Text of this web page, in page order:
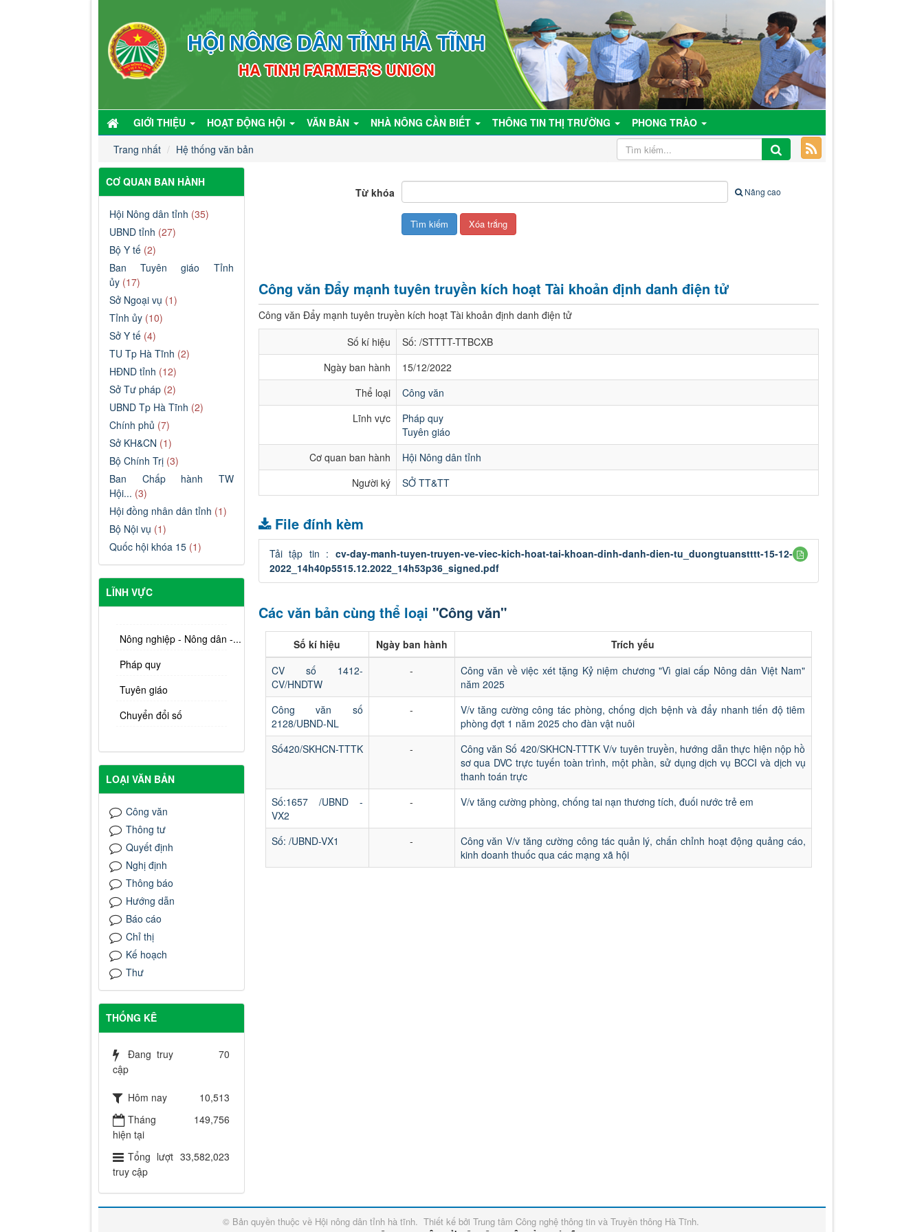
HỘI NÔNG DÂN TỈNH HÀ TĨNH
HA TINH FARMER'S UNION
GIỚI THIỆU HOẠT ĐỘNG HỘI VĂN BẢN NHÀ NÔNG CẦN BIẾT THÔNG TIN THỊ TRƯỜNG
PHONG TRÀO
Trang nhất
Hệ thống văn bản
Từ khóa Nâng cao
Công văn Đẩy mạnh tuyên truyền kích hoạt Tài khoản định danh điện tử
Công văn Đẩy mạnh tuyên truyền kích hoạt Tài khoản định danh điện tử
Số kí hiệu
Số: /STTTT-TTBCXB
Ngày ban hành
15/12/2022
Thể loại
Công văn
Lĩnh vực
Pháp quy
Tuyên giáo
Cơ quan ban hành
Hội Nông dân tỉnh
Người ký
SỞ TT&TT
File đính kèm
Tải tập tin : cv-day-manh-tuyen-truyen-ve-viec-kich-hoat-tai-khoan-dinh-danh-dien-tu_duongtuanstttt-15-12-
2022_14h40p5515.12.2022_14h53p36_signed.pdf
Các văn bản cùng thể loại "Công văn"
Số kí hiệu Ngày ban hành
Trích yếu
CV số 1412-
CV/HNDTW
-
Công văn về việc xét tặng Kỷ niệm chương "Vì giai cấp Nông dân Việt Nam"
năm 2025
Công văn số
2128/UBND-NL
-
V/v tăng cường công tác phòng, chống dịch bệnh và đẩy nhanh tiến độ tiêm
phòng đợt 1 năm 2025 cho đàn vật nuôi
Số420/SKHCN-TTTK
-
Công văn Số 420/SKHCN-TTTK V/v tuyên truyền, hướng dẫn thực hiện nộp hồ
sơ qua DVC trực tuyến toàn trình, một phần, sử dụng dịch vụ BCCI và dịch vụ
thanh toán trực
Số:1657 /UBND -
VX2
- V/v tăng cường phòng, chống tai nạn thương tích, đuối nước trẻ em
Số: /UBND-VX1 -
Công văn V/v tăng cường công tác quản lý, chấn chỉnh hoạt động quảng cáo,
kinh doanh thuốc qua các mạng xã hội
CƠ QUAN BAN HÀNH
Hội Nông dân tỉnh (35)
UBND tỉnh (27)
Bộ Y tế (2)
Ban Tuyên giáo Tỉnh
ủy (17)
Sở Ngoại vụ (1)
Tỉnh ủy (10)
Sở Y tế (4)
TU Tp Hà Tĩnh (2)
HĐND tỉnh (12)
Sở Tư pháp (2)
UBND Tp Hà Tĩnh (2)
Chính phủ (7)
Sở KH&CN (1)
Bộ Chính Trị (3)
Ban Chấp hành TW
Hội... (3)
Hội đồng nhân dân tỉnh (1)
Bộ Nội vụ (1)
Quốc hội khóa 15 (1)
LĨNH VỰC
Nông nghiệp - Nông dân -...
Pháp quy
Tuyên giáo
Chuyển đổi số
LOẠI VĂN BẢN
Công văn
Thông tư
Quyết định
Nghị định
Thông báo
Hướng dẫn
Báo cáo
Chỉ thị
Kế hoạch
Thư
THỐNG KÊ
Đang truy
cập
70
Hôm nay
10,513
Tháng
hiện tại
149,756
Tổng lượt
truy cập
33,582,023
© Bản quyền thuộc về Hội nông dân tỉnh hà tĩnh. Thiết kế bởi Trung tâm Công nghệ thông tin và Truyền thông Hà Tĩnh.